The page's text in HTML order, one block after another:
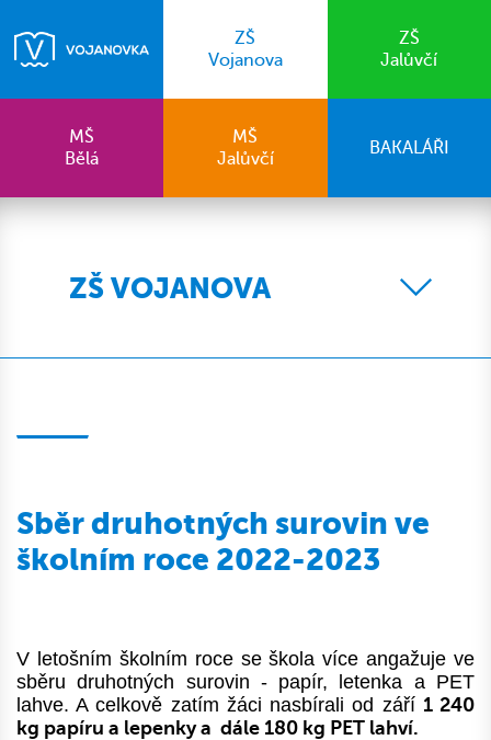
ZŠ
Vojanova
ZŠ
Jalůvčí
MŠ
Bělá
MŠ
Jalůvčí
BAKALÁŘI
ZŠ VOJANOVA
Sběr druhotných surovin ve
školním roce 2022-2023
V letošním školním roce se škola více angažuje ve
sběru druhotných surovin - papír, letenka a PET
lahve. A celkově zatím žáci nasbírali od září 1 240
kg papíru a lepenky a dále 180 kg PET lahví.